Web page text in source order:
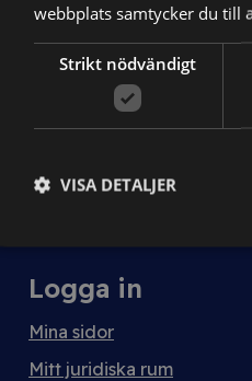
Avtal
Avtalshantering
Logga in
Mina sidor
Mitt juridiska rum
webbplats samtycker du till
Strikt nödvändigt
VISA DETALJER